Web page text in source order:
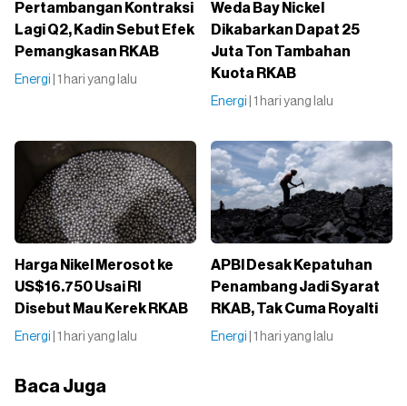
Pertambangan Kontraksi
Lagi Q2, Kadin Sebut Efek
Pemangkasan RKAB
Energi | 1 hari yang lalu
Weda Bay Nickel
Dikabarkan Dapat 25
Juta Ton Tambahan
Kuota RKAB
Energi | 1 hari yang lalu
Harga Nikel Merosot ke
US$16.750 Usai RI
Disebut Mau Kerek RKAB
Energi | 1 hari yang lalu
APBI Desak Kepatuhan
Penambang Jadi Syarat
RKAB, Tak Cuma Royalti
Energi | 1 hari yang lalu
Baca Juga